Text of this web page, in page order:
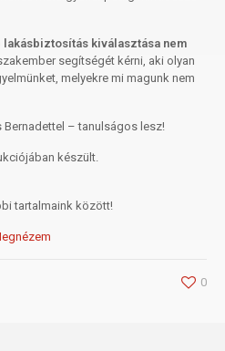
lakásbiztosítás kiválasztása nem
segítségét kérni, aki olyan
melyekre mi magunk nem
– tanulságos lesz!
készült.
tartalmaink között!
0